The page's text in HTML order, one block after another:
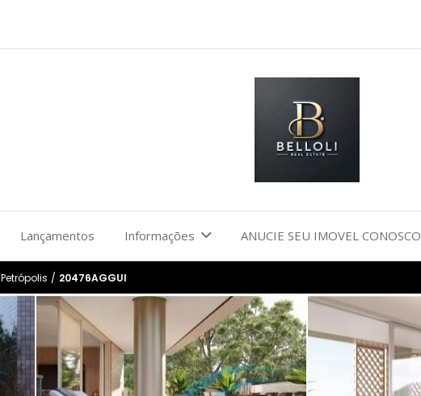
Lançamentos Informações ANUCIE SEU IMOVEL CONOSCO
Petrópolis / 20476AGGUI